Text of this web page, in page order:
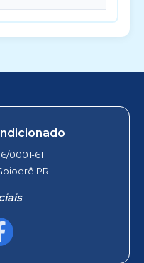
0001-61
PR